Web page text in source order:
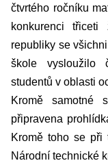
čtvrtého ročníku
konkurenci
republiky se
škole vysloužilo
studentů v oblasti
Kromě samotné
připravena
Kromě toho se při
Národní technické